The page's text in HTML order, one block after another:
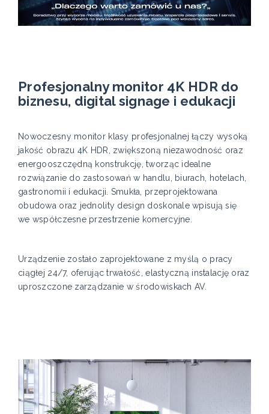
Profesjonalny monitor 4K HDR do
biznesu, digital signage i edukacji
Nowoczesny monitor klasy profesjonalnej łączy wysoką
jakość obrazu 4K HDR, zwiększoną niezawodność oraz
energooszczędną konstrukcję, tworząc idealne
rozwiązanie do zastosowań w handlu, biurach, hotelach,
gastronomii i edukacji. Smukła, przeprojektowana
obudowa oraz jednolity design doskonale wpisują się
we współczesne przestrzenie komercyjne.
Urządzenie zostało zaprojektowane z myślą o pracy
ciągłej 24/7, oferując trwałość, elastyczną instalację oraz
uproszczone zarządzanie w środowiskach AV.